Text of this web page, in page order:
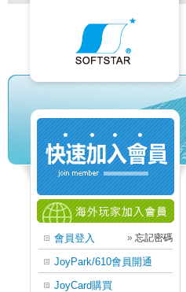
會員登入 » 忘記密碼
JoyPark/610會員開通
JoyCard購買